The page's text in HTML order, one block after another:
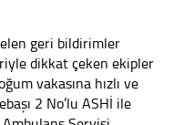
geri bildirimler
dikkat çeken ekipler
vakasına hızlı ve
2 No’lu ASHİ ile